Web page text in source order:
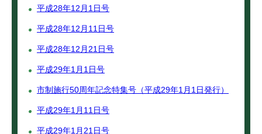
平成28年12月1日号
平成28年12月11日号
平成28年12月21日号
平成29年1月1日号
市制施行50周年記念特集号（平成29年1月1日発行）
平成29年1月11日号
平成29年1月21日号